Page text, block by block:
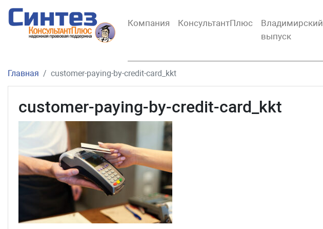
Компания КонсультантПлюс
Владимирский
выпуск
Главная customer-paying-by-credit-card_kkt
customer-paying-by-credit-card_kkt